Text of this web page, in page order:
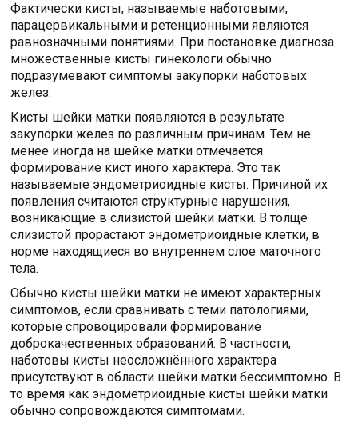
Фактически кисты, называемые наботовыми,
парацервикальными и ретенционными являются
равнозначными понятиями. При постановке диагноза
множественные кисты гинекологи обычно
подразумевают симптомы закупорки наботовых
желез.
Кисты шейки матки появляются в результате
закупорки желез по различным причинам. Тем не
менее иногда на шейке матки отмечается
формирование кист иного характера. Это так
называемые эндометриоидные кисты. Причиной их
появления считаются структурные нарушения,
возникающие в слизистой шейки матки. В толще
слизистой прорастают эндометриоидные клетки, в
норме находящиеся во внутреннем слое маточного
тела.
Обычно кисты шейки матки не имеют характерных
симптомов, если сравнивать с теми патологиями,
которые спровоцировали формирование
доброкачественных образований. В частности,
наботовы кисты неосложнённого характера
присутствуют в области шейки матки бессимптомно. В
то время как эндометриоидные кисты шейки матки
обычно сопровождаются симптомами.